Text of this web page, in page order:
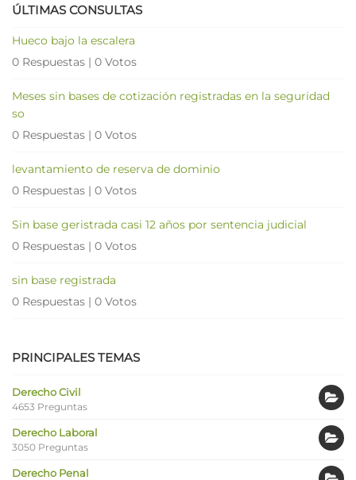
ÚLTIMAS CONSULTAS
Hueco bajo la escalera
0 Respuestas | 0 Votos
Meses sin bases de cotización registradas en la seguridad
so
0 Respuestas | 0 Votos
levantamiento de reserva de dominio
0 Respuestas | 0 Votos
Sin base geristrada casi 12 años por sentencia judicial
0 Respuestas | 0 Votos
sin base registrada
0 Respuestas | 0 Votos
PRINCIPALES TEMAS
Derecho Civil
4653 Preguntas
Derecho Laboral
3050 Preguntas
Derecho Penal